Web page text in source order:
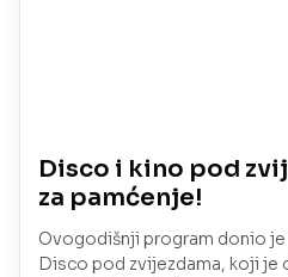
Disco i kino pod
za pamćenje!
Ovogodišnji program donio
Disco pod zvijezdama, koji je